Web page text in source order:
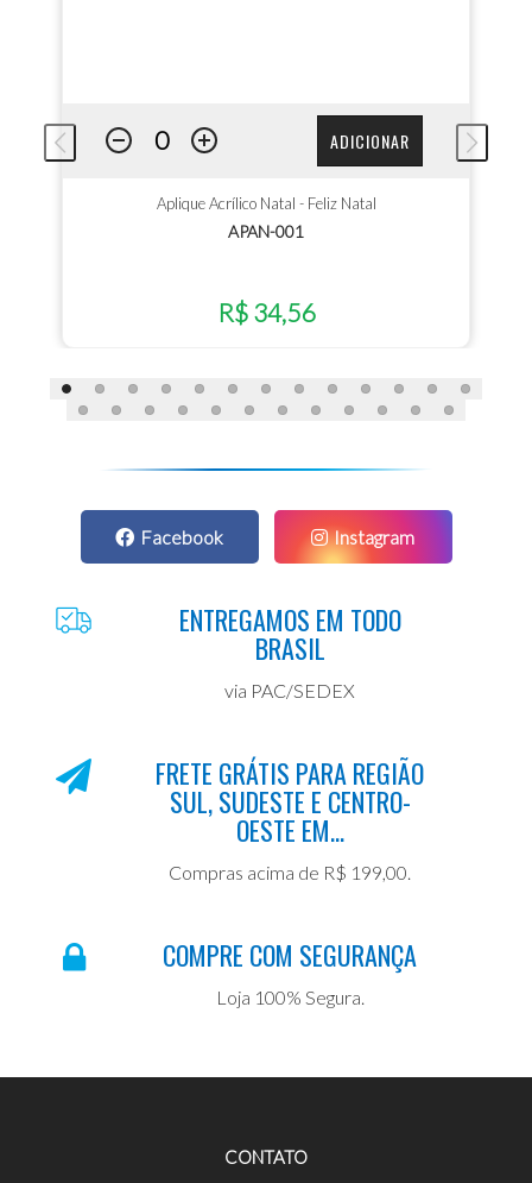
ADICIONAR
Aplique Acrílico Natal - Feliz Natal
APAN-001
R$ 34,56
Facebook Instagram
ENTREGAMOS EM TODO
BRASIL
via PAC/SEDEX
FRETE GRÁTIS PARA REGIÃO
SUL, SUDESTE E CENTRO-
OESTE EM...
Compras acima de R$ 199,00.
COMPRE COM SEGURANÇA
Loja 100% Segura.
CONTATO